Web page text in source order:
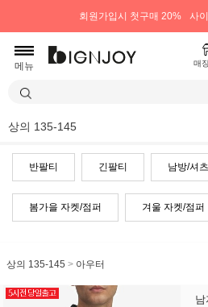
회원가입시 첫구매 20% 사
메뉴 매
상의 135-145
반팔티 긴팔티 남방/셔츠
봄가을 자켓/점퍼 겨울 자켓/점퍼
상의 135-145 > 아우터